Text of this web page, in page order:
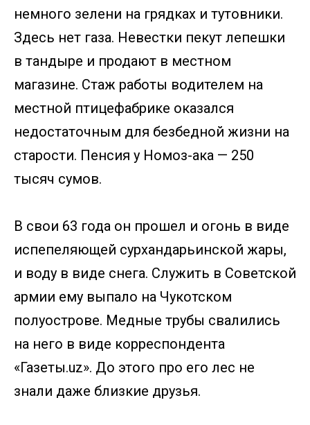
немного зелени на грядках и тутовники.
Здесь нет газа. Невестки пекут лепешки
в тандыре и продают в местном
магазине. Стаж работы водителем на
местной птицефабрике оказался
недостаточным для безбедной жизни на
старости. Пенсия у Номоз-ака — 250
тысяч сумов.
В свои 63 года он прошел и огонь в виде
испепеляющей сурхандарьинской жары,
и воду в виде снега. Служить в Советской
армии ему выпало на Чукотском
полуострове. Медные трубы свалились
на него в виде корреспондента
«Газеты.uz». До этого про его лес не
знали даже близкие друзья.